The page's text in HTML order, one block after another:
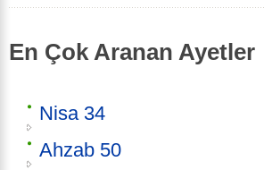
En Çok Aranan Ayetler
Nisa 34
Ahzab 50